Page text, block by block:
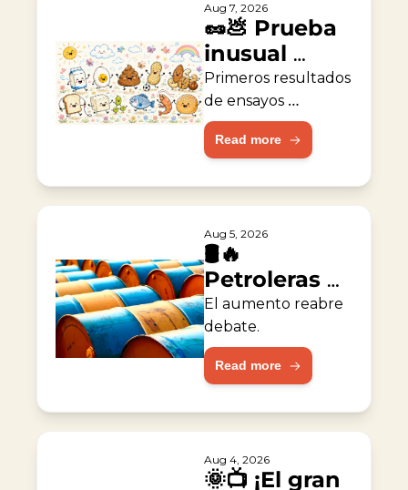
Aug 7, 2026
🥜💩 Prueba
inusual
contra la
alergia al
maní
Primeros resultados
de ensayos
muestran
resultados
Read more
Aug 5, 2026
🛢️🔥
Petroleras
duplican
ganancias
durante la
guerra
El aumento reabre
debate.
Read more
Aug 4, 2026
🌞📺 ¡El gran